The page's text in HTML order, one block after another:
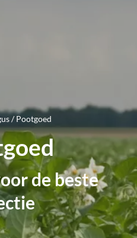
/Pootgoed
de beste